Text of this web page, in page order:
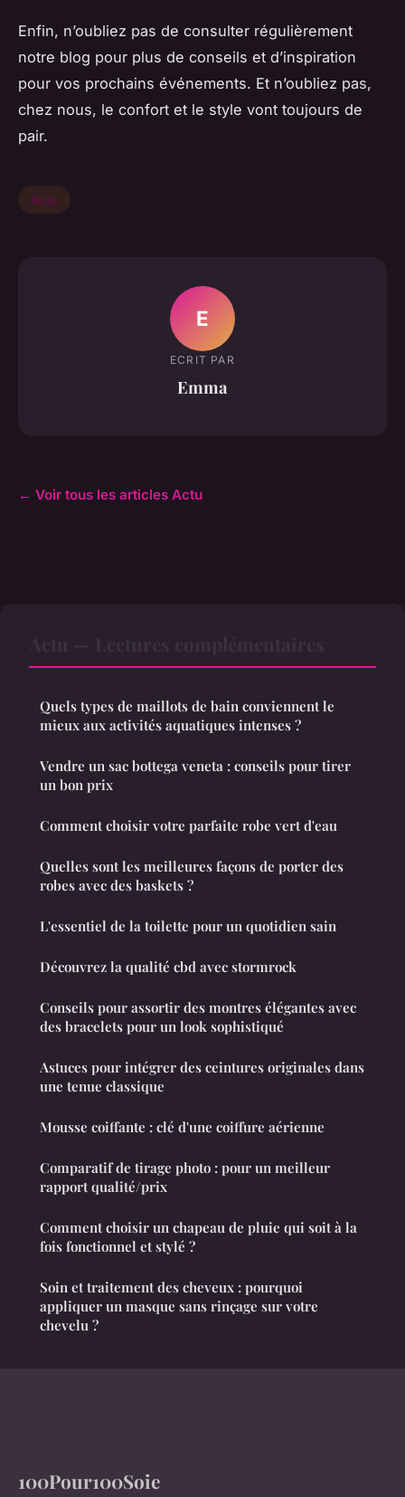
Enfin, n’oubliez pas de consulter régulièrement
notre blog pour plus de conseils et d’inspiration
pour vos prochains événements. Et n’oubliez pas,
chez nous, le confort et le style vont toujours de
pair.
Actu
E
ECRIT PAR
Emma
← Voir tous les articles Actu
Quels types de maillots de bain conviennent le
mieux aux activités aquatiques intenses ?
Vendre un sac bottega veneta : conseils pour tirer
un bon prix
Comment choisir votre parfaite robe vert d'eau
Quelles sont les meilleures façons de porter des
robes avec des baskets ?
L'essentiel de la toilette pour un quotidien sain
Découvrez la qualité cbd avec stormrock
Conseils pour assortir des montres élégantes avec
des bracelets pour un look sophistiqué
Astuces pour intégrer des ceintures originales dans
une tenue classique
Mousse coiffante : clé d'une coiffure aérienne
Comparatif de tirage photo : pour un meilleur
rapport qualité/prix
Comment choisir un chapeau de pluie qui soit à la
fois fonctionnel et stylé ?
Soin et traitement des cheveux : pourquoi
appliquer un masque sans rinçage sur votre
chevelu ?
100Pour100Soie